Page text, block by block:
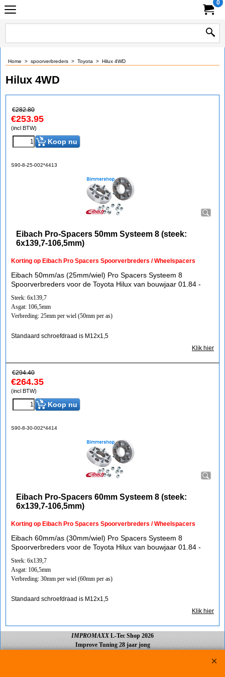
0
Home > spoorverbreders > Toyota > Hilux 4WD
Hilux 4WD
€282.80
€253.95
(incl BTW)
Koop nu
S90-8-25-002*4413
Eibach Pro-Spacers 50mm Systeem 8 (steek:
6x139,7-106,5mm)
Korting op Eibach Pro Spacers Spoorverbreders / Wheelspacers
Eibach 50mm/as (25mm/wiel) Pro Spacers Systeem 8
Spoorverbreders voor de Toyota Hilux van bouwjaar 01.84 -
Steek: 6x139,7
Asgat: 106,5mm
Verbreding: 25mm per wiel (50mm per as)
Standaard schroefdraad is M12x1,5
Klik hier
€294.40
€264.35
(incl BTW)
Koop nu
S90-8-30-002*4414
Eibach Pro-Spacers 60mm Systeem 8 (steek:
6x139,7-106,5mm)
Korting op Eibach Pro Spacers Spoorverbreders / Wheelspacers
Eibach 60mm/as (30mm/wiel) Pro Spacers Systeem 8
Spoorverbreders voor de Toyota Hilux van bouwjaar 01.84 -
Steek: 6x139,7
Asgat: 106,5mm
Verbreding: 30mm per wiel (60mm per as)
Standaard schroefdraad is M12x1,5
Klik hier
IMPROMAXX L-Tec Shop 2026
Improve Tuning 28 jaar jong